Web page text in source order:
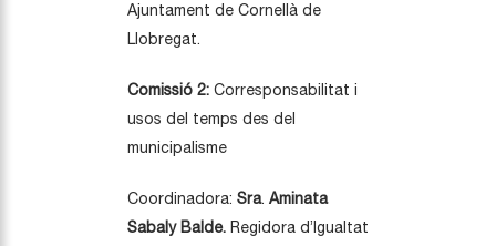
Ajuntament de Cornellà de
Llobregat.
Comissió 2: Corresponsabilitat i
usos del temps des del
municipalisme
Coordinadora: Sra. Aminata
Sabaly Balde. Regidora d’Igualtat